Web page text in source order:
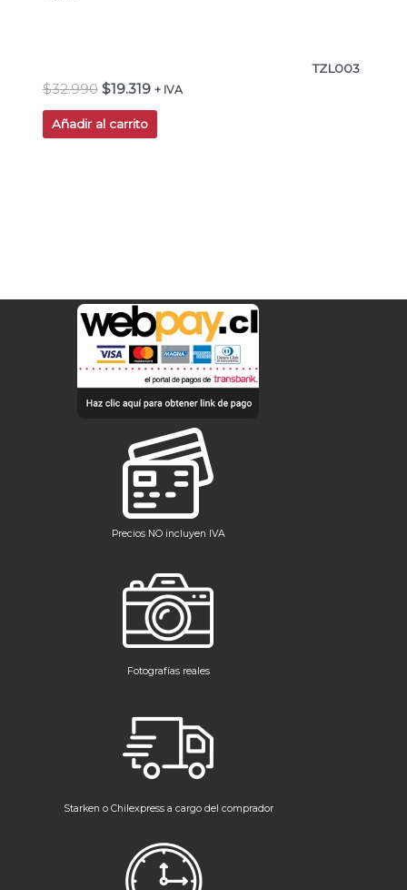
TZL003
$32.990 $19.319 + IVA
Añadir al carrito
Precios NO incluyen IVA
Fotografías reales
Starken o Chilexpress a cargo del comprador